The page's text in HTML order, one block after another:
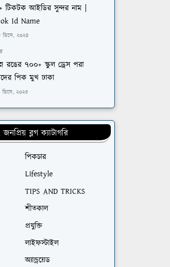
টিকটক আইডির সুন্দর নাম |
Id Name
ডিসে, ২০২৪
রঙের ৭০০+ স্কুল ড্রেস পরা
পিক মুখ ঢাকা
ডিসে, ২০২৫
ব্লগ ক্যাটাগরি
পিকচার
Lifestyle
TIPS AND TRICKS
শীতকাল
প্রযুক্তি
লাইফস্টাইল
অ্যান্ড্রয়েড